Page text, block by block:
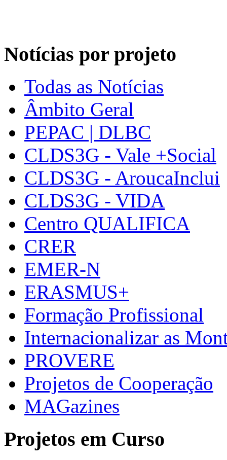
Notícias por projeto
Todas as Notícias
Âmbito Geral
PEPAC | DLBC
CLDS3G - Vale +Social
CLDS3G - AroucaInclui
CLDS3G - VIDA
Centro QUALIFICA
CRER
EMER-N
ERASMUS+
Formação Profissional
Internacionalizar as
PROVERE
Projetos de Cooperação
MAGazines
Projetos em Curso